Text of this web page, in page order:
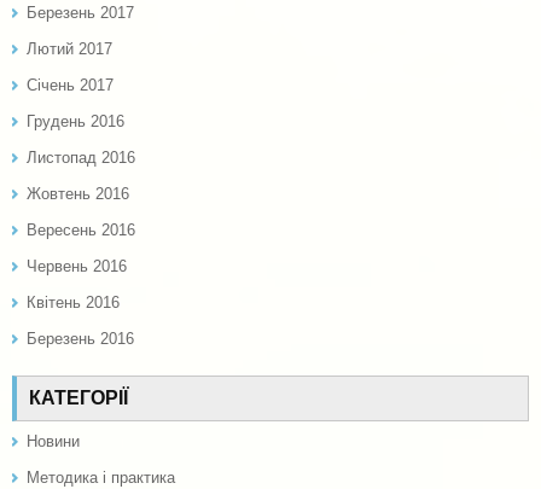
Березень 2017
Лютий 2017
Січень 2017
Грудень 2016
Листопад 2016
Жовтень 2016
Вересень 2016
Червень 2016
Квітень 2016
Березень 2016
КАТЕГОРІЇ
Новини
Методика і практика